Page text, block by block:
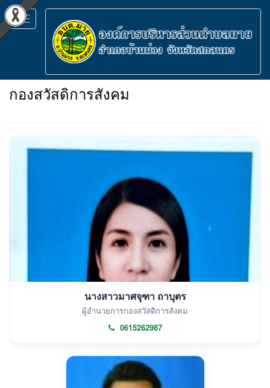
Toggle
navigation
กองสวัสดิการสังคม
นางสาวมาศจุฑา ถาบุตร
ผู้อำนวยการกองสวัสดิการสังคม
0615262987